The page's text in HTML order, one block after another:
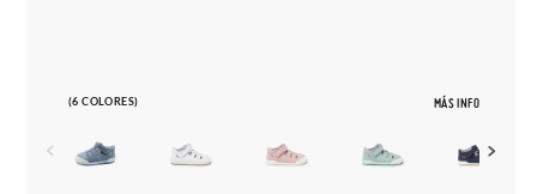
(6 COLORES) MÁS INFO